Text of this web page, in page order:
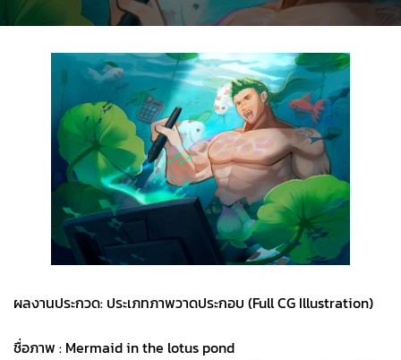
ผลงานประกวด: ประเภทภาพวาดประกอบ (Full CG Illustration)
ชื่อภาพ : Mermaid in the lotus pond